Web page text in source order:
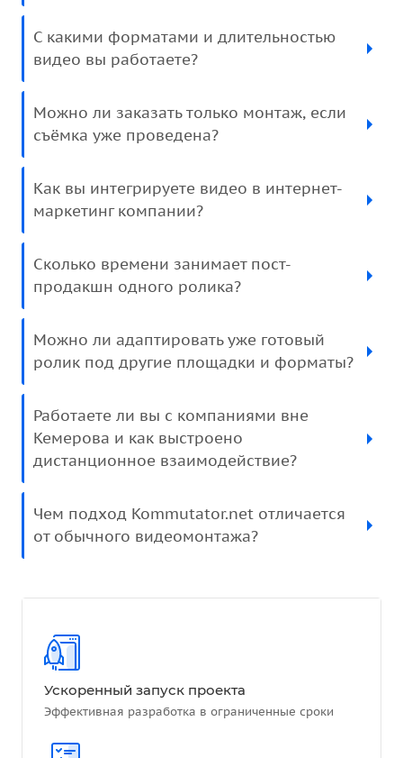
С какими форматами и длительностью
видео вы работаете?
Можно ли заказать только монтаж, если
съёмка уже проведена?
Как вы интегрируете видео в интернет-
маркетинг компании?
Сколько времени занимает пост-
продакшн одного ролика?
Можно ли адаптировать уже готовый
ролик под другие площадки и форматы?
Работаете ли вы с компаниями вне
Кемерова и как выстроено
дистанционное взаимодействие?
Чем подход Kommutator.net отличается
от обычного видеомонтажа?
Ускоренный запуск проекта
Эффективная разработка в ограниченные сроки